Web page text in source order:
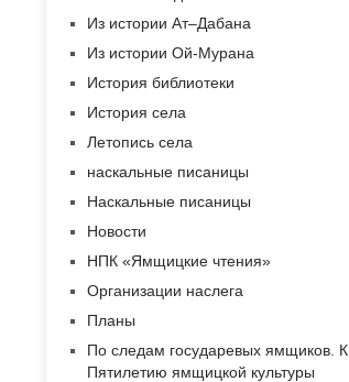
Из истории Ат–Дабана
Из истории Ой-Мурана
История библиотеки
История села
Летопись села
наскальные писаницы
Наскальные писаницы
Новости
НПК «Ямщицкие чтения»
Организации наслега
Планы
По следам государевых ямщиков. К
Пятилетию ямщицкой культуры